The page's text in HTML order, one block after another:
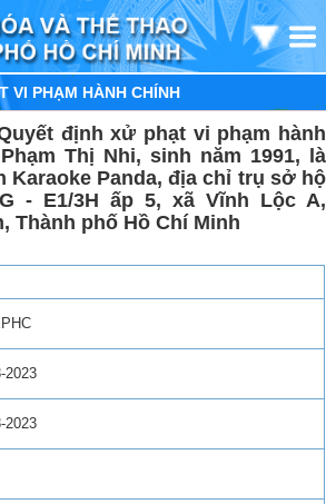
VI PHẠM HÀNH CHÍNH
định xử phạt vi phạm hành
Thị Nhi, sinh năm 1991, là
Karaoke Panda, địa chỉ trụ sở hộ
- E1/3H ấp 5, xã Vĩnh Lộc A,
Thành phố Hồ Chí Minh
2023
2023